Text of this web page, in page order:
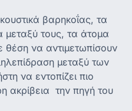
βαρηκοΐας, τα
μεταξύ τους, τα άτομα
θέση να αντιμετωπίσουν
μεταξύ των
να εντοπίζει πιο
ακρίβεια την πηγή του